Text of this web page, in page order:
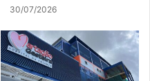
30/07/2026